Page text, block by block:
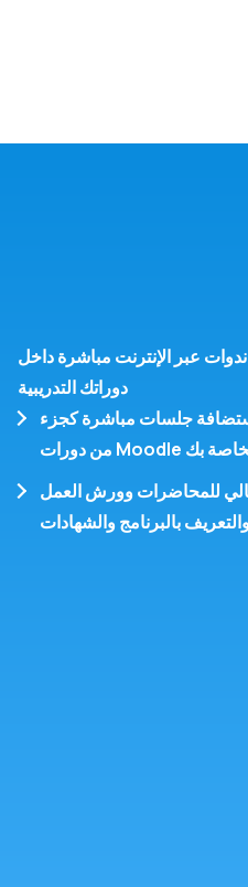
عبر الإنترنت مباشرة داخل
دوراتك التدريبية
جلسات مباشرةكجزء
للمحاضرات وورش العمل